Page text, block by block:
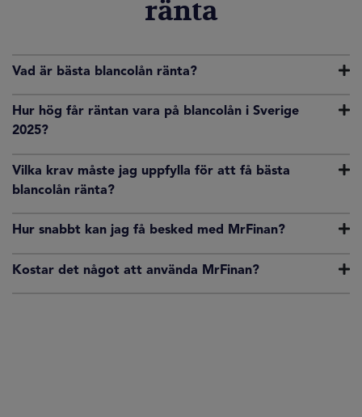
ränta
Vad är bästa blancolån ränta?
Hur hög får räntan vara på blancolån i Sverige
2025?
Vilka krav måste jag uppfylla för att få bästa
blancolån ränta?
Hur snabbt kan jag få besked med MrFinan?
Kostar det något att använda MrFinan?